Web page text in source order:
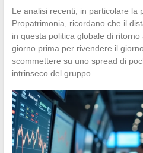
Le analisi recenti, in particolare la
Propatrimonia, ricordano che il
in questa politica globale di
giorno prima per rivendere il
scommettere su uno spread di
intrinseco del gruppo.